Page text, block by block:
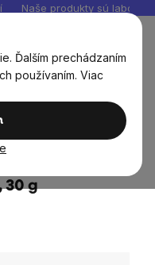
Ďalším prechádzaním
používaním. Viac
Naše produkty sú
košík
krémy, džemy
Dream,
30 g